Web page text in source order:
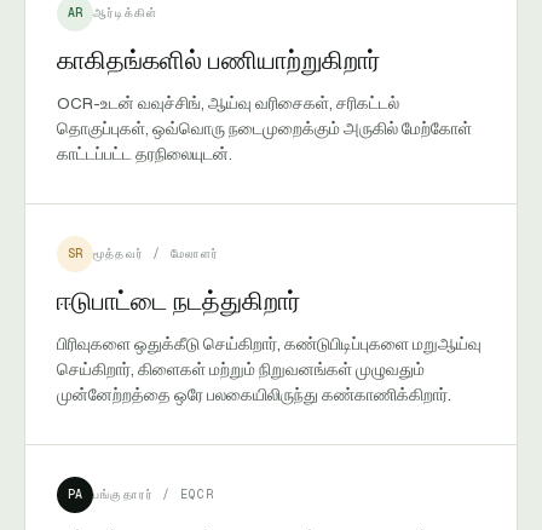
AR ஆர்டிக்கிள்
காகிதங்களில் பணியாற்றுகிறார்
OCR-உடன் வவுச்சிங், ஆய்வு வரிசைகள், சரிகட்டல்
தொகுப்புகள், ஒவ்வொரு நடைமுறைக்கும் அருகில் மேற்கோள்
காட்டப்பட்ட தரநிலையுடன்.
SR மூத்தவர் / மேலாளர்
ஈடுபாட்டை நடத்துகிறார்
பிரிவுகளை ஒதுக்கீடு செய்கிறார், கண்டுபிடிப்புகளை மறுஆய்வு
செய்கிறார், கிளைகள் மற்றும் நிறுவனங்கள் முழுவதும்
முன்னேற்றத்தை ஒரே பலகையிலிருந்து கண்காணிக்கிறார்.
PA பங்குதாரர் / EQCR